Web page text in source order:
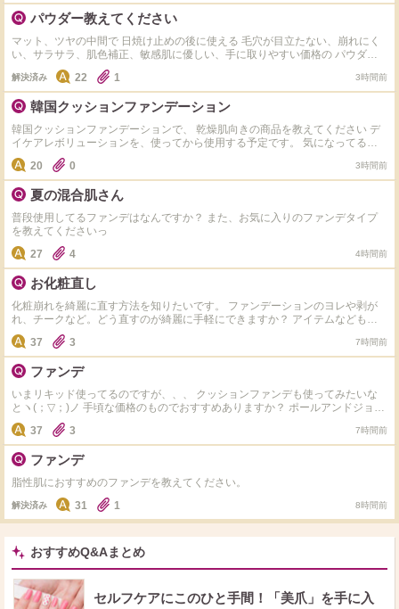
パウダー教えてください
マット、ツヤの中間で 日焼け止めの後に使える 毛穴が目立たない、崩れにく
い、サラサラ、肌色補正、敏感肌に優しい、手に取りやすい価格の パウダー
ってありますか？ お勧めがありましたら教えていただきたいです！
解決済み 22 1 3時間前
韓国クッションファンデーション
韓国クッションファンデーションで、 乾燥肌向きの商品を教えてください デ
イケアレボリューションを、使ってから使用する予定です。 気になってるの
が、HERAです ただ、色選びが難しいです (購入は、@コスメになります)
20 0 3時間前
夏の混合肌さん
普段使用してるファンデはなんですか？ また、お気に入りのファンデタイプ
を教えてくださいっ
27
4 4時間前
お化粧直し
化粧崩れを綺麗に直す方法を知りたいです。 ファンデーションのヨレや剥が
れ、チークなど。どう直すのが綺麗に手軽にできますか？ アイテムなども教
えていただきたいです！
37 3 7時間前
ファンデ
いまリキッド使ってるのですが、、、 クッションファンデも使ってみたいな
とヽ(；▽；)ノ 手頃な価格のものでおすすめありますか？ ポールアンドジョー
が気になります
37 3 7時間前
ファンデ
脂性肌におすすめのファンデを教えてください。
解決済み 31 1 8時間前
おすすめQ&Aまとめ
セルフケアにこのひと手間！「美爪」を手に入